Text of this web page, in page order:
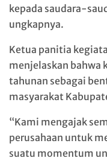
kepada saudara-
ungkapnya.
Ketua panitia
menjelaskan bahwa
tahunan sebagai
masyarakat
“Kami mengajak
perusahaan untuk
suatu momentum